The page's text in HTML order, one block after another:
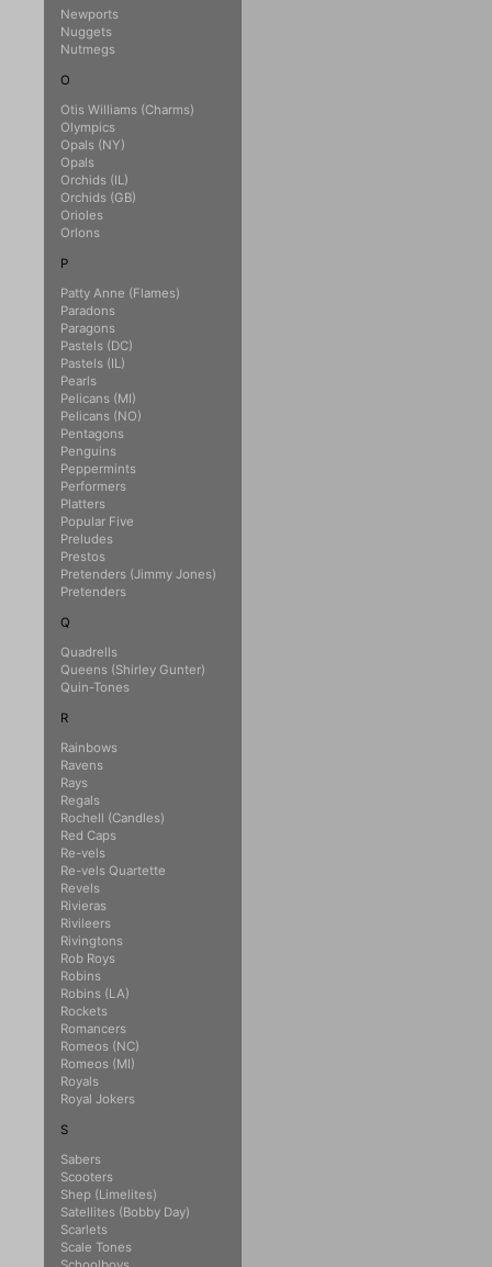
Newports
Nuggets
Nutmegs
O
Otis Williams (Charms)
Olympics
Opals (NY)
Opals
Orchids (IL)
Orchids (GB)
Orioles
Orlons
P
Patty Anne (Flames)
Paradons
Paragons
Pastels (DC)
Pastels (IL)
Pearls
Pelicans (MI)
Pelicans (NO)
Pentagons
Penguins
Peppermints
Performers
Platters
Popular Five
Preludes
Prestos
Pretenders (Jimmy Jones)
Pretenders
Q
Quadrells
Queens (Shirley Gunter)
Quin-Tones
R
Rainbows
Ravens
Rays
Regals
Rochell (Candles)
Red Caps
Re-vels
Re-vels Quartette
Revels
Rivieras
Rivileers
Rivingtons
Rob Roys
Robins
Robins (LA)
Rockets
Romancers
Romeos (NC)
Romeos (MI)
Royals
Royal Jokers
S
Sabers
Scooters
Shep (Limelites)
Satellites (Bobby Day)
Scarlets
Scale Tones